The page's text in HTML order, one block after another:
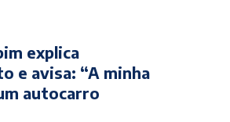
explica
e avisa: “A minha
autocarro